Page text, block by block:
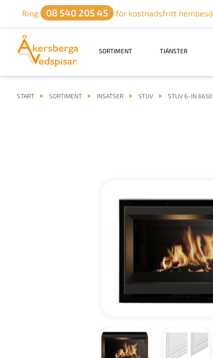
Ring 08 540 205 45 för kostnadsfritt
SORTIMENT TJÄNSTER
START SORTIMENT INSATSER STUV STUV 6-IN 6650